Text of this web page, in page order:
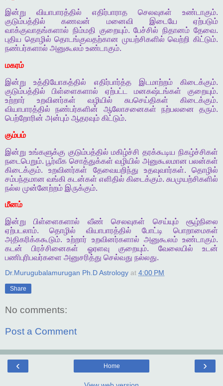
இன்று
வியாபாரத்தில் எதிர்பாராத செலவுகள் உண்டாகும்.
குடும்பத்தில்
கணவன் மனைவி இடையே
ஏற்படும்
வாக்குவாதங்களால் நிம்மதி குறையும்.பேச்சில் நிதானம் தேவை.
புதிய தொழில் தொடங்குவதற்கான முயற்சிகளில் வெற்றி கிட்டும்.
நண்பர்களால் அனுகூலம் உண்டாகும்.
மகரம்
இன்று
உத்தியோகத்தில் எதிர்பார்த்த இடமாற்றம் கிடைக்கும்.
குடும்பத்தில்
பிள்ளைகளால் ஏற்பட்ட மனகஷ்டங்கள் குறையும்.
உற்றார்
உறவினர்கள் வழியில் சுபசெய்திகள் கிடைக்கும்.
வியாபாரத்தில்
நண்பர்களின் ஆலோசனைகள் நற்பலனை தரும்.
பெற்றோரின் அன்பும் ஆதரவும் கிட்டும்.
கும்பம்
இன்று உங்களுக்கு குடும்பத்தில் மகிழ்ச்சி தரக்கூடிய நிகழ்ச்சிகள்
நடைபெறும்.பூர்வீக சொத்துக்கள் வழியில் அனுகூலமான பலன்கள்
கிடைக்கும்.உறவினர்கள் தேவையறிந்து உதவுவார்கள். தொழில்
சம்பந்தமான வங்கி கடன்கள் எளிதில் கிடைக்கும். சுபமுயற்சிகளில்
நல்ல முன்னேற்றம் இருக்கும்.
மீனம்
இன்று
பிள்ளைகளால் வீண் செலவுகள் செய்யும்
சூழ்நிலை
ஏற்படலாம். தொழில் வியாபாரத்தில் போட்டி
பொறாமைகள்
அதிகரிக்ககூடும்.உற்றார் உறவினர்களால் அனுகூலம் உண்டாகும்.
கடன்
பிரச்சினைகள் ஓரளவு குறையும். வேலையில்
உடன்
பணிபுரிபவர்களை அனுசரித்து செல்வது நல்லது.
Dr.Murugubalamurugan Ph.D Astrology at 4:00 PM
Share
No comments:
Post a Comment
‹ ›
Home